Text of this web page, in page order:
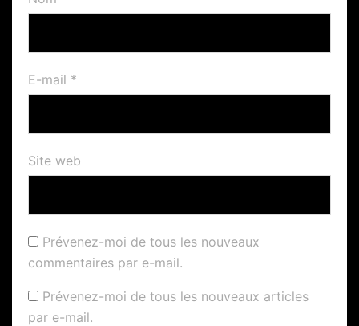
E-mail *
Site web
Prévenez-moi de tous les nouveaux
commentaires par e-mail.
Prévenez-moi de tous les nouveaux articles
par e-mail.